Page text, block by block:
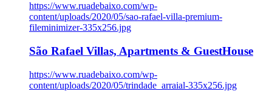
https://www.ruadebaixo.com/wp-
content/uploads/2020/05/sao-rafael-villa-premium-
fileminimizer-335x256.jpg
São Rafael Villas, Apartments & GuestHouse
https://www.ruadebaixo.com/wp-
content/uploads/2020/05/trindade_arraial-335x256.jpg